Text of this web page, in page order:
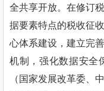
全共享开放。在修订
据要素特点的税收征
心体系建设，建立完
机制，强化数据安全
（国家发展改革委、